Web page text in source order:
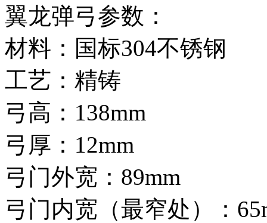
翼龙弹弓参数：
材料：国标304不锈钢
工艺：精铸
弓高：138mm
弓厚：12mm
弓门外宽：89mm
弓门内宽（最窄处）：